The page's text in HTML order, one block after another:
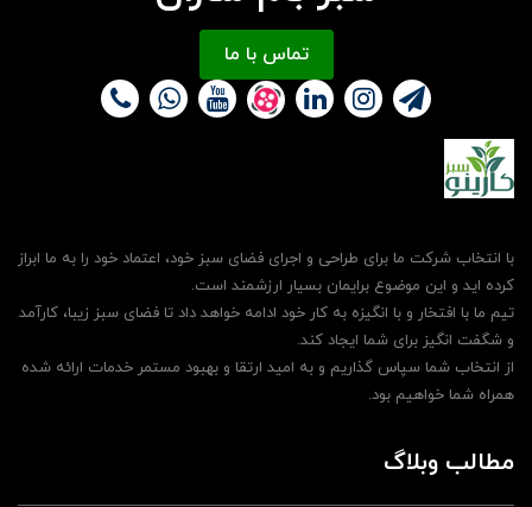
تماس با ما
با انتخاب شرکت ما برای طراحی و اجرای فضای سبز خود، اعتماد خود را به ما ابراز
کرده اید و این موضوع برایمان بسیار ارزشمند است.
تیم ما با افتخار و با انگیزه به کار خود ادامه خواهد داد تا فضای سبز زیبا، کارآمد
و شگفت انگیز برای شما ایجاد کند.
از انتخاب شما سپاس گذاریم و به امید ارتقا و بهبود مستمر خدمات ارائه شده
همراه شما خواهیم بود.
مطالب وبلاگ